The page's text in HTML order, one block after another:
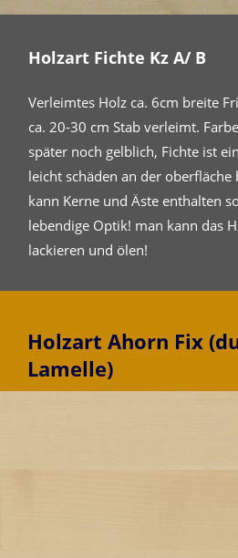
Holzart Fichte Kz A/ B
Verleimtes Holz ca. 6cm breite
ca. 20-30 cm Stab verleimt.
später noch gelblich, Fichte ist
leicht schäden an der
kann Kerne und Äste enthalten
lebendige Optik! man kann das
lackieren und ölen!
Holzart Ahorn Fix
Lamelle)